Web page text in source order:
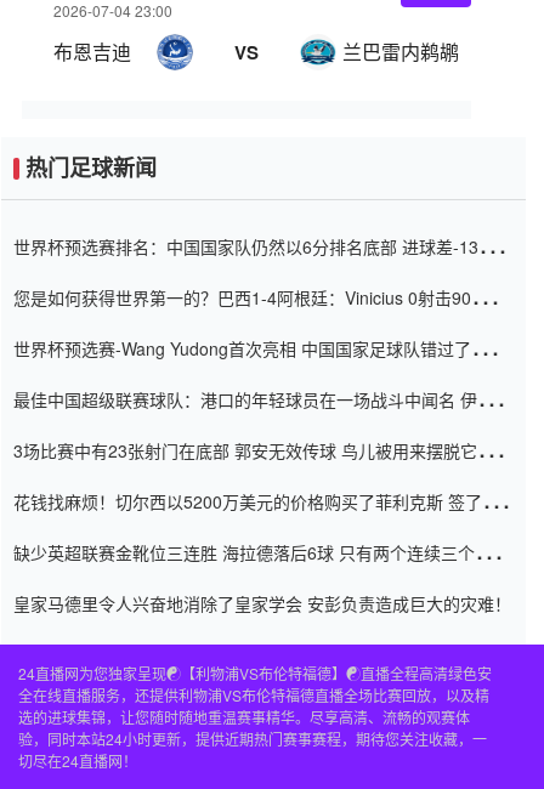
2026-07-04 23:00
布恩吉迪 VS 兰巴雷内鹈鹕
热门足球新闻
世界杯预选赛排名：中国国家队仍然以6分排名底部 进球差-13令人
您是如何获得世界第一的？巴西1-4阿根廷：Vinicius 0射击90分钟
世界杯预选赛-Wang Yudong首次亮相 中国国家足球队错过了世界
最佳中国超级联赛球队：港口的年轻球员在一场战斗中闻名 伊万放
3场比赛中有23张射门在底部 郭安无效传球 鸟儿被用来摆脱它
花钱找麻烦！切尔西以5200万美元的价格购买了菲利克斯 签了7年
缺少英超联赛金靴位三连胜 海拉德落后6球 只有两个连续三个连续
皇家马德里令人兴奋地消除了皇家学会 安彭负责造成巨大的灾难！
24直播网为您独家呈现☯️【利物浦VS布伦特福德】☯️直播全程高清绿色安
全在线直播服务，还提供利物浦VS布伦特福德直播全场比赛回放，以及精
选的进球集锦，让您随时随地重温赛事精华。尽享高清、流畅的观赛体
验，同时本站24小时更新，提供近期热门赛事赛程，期待您关注收藏，一
切尽在24直播网！